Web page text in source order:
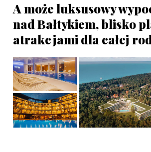
A może luksusowy
nad Bałtykiem, blisko
atrakcjami dla całej